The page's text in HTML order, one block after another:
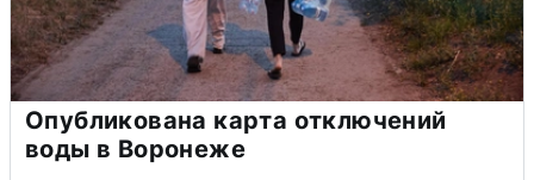
Опубликована карта отключений
воды в Воронеже